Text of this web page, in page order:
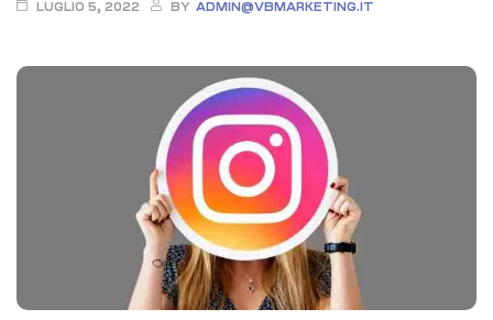
LUGLIO 5, 2022 BY ADMIN@VBMARKETING.IT